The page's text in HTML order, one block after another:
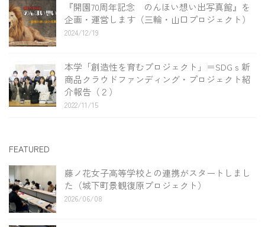
『開園70周年記念 のんほい想い出写真館』を
企画・運営します（三輪・山口プロジェクト）
2024/12/19
本学「創造性を育むプロジェクト」＝SDGｓ新
商品クラウドファンディング・プロジェクト紹
介報告（２）
2022/11/15
FEATURED
藤ノ花女子高等学校との連携がスタートしまし
た（城下町景観復原プロジェクト）
2026/06/08